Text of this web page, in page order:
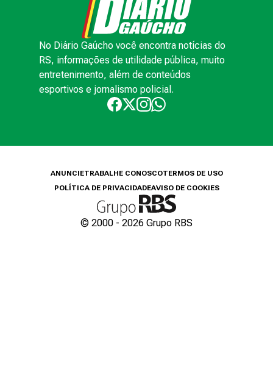
No Diário Gaúcho você encontra notícias do
RS, informações de utilidade pública, muito
entretenimento, além de conteúdos
esportivos e jornalismo policial.
ANUNCIETRABALHE CONOSCOTERMOS DE USO
POLÍTICA DE PRIVACIDADEAVISO DE COOKIES
© 2000 - 2026 Grupo RBS